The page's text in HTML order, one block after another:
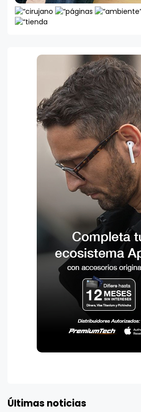
Últimas noticias